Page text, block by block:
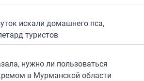
искали домашнего пса,
туристов
нужно ли пользоваться
в Мурманской области